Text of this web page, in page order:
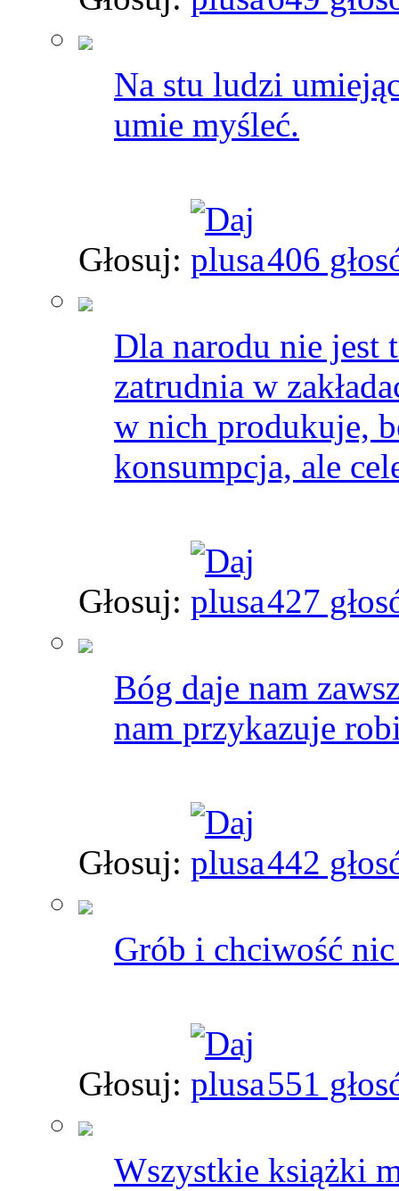
Na stu ludzi
umie myśleć.
Głosuj: 406
Dla narodu nie jest
zatrudnia w
w nich produkuje,
konsumpcja, ale
Głosuj: 427
Bóg daje nam
nam przykazuje
Głosuj: 442
Grób i chciwość
Głosuj: 551
Wszystkie książki